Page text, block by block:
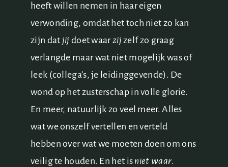
heeft willen nemen in haar eigen
verwonding, omdat het toch niet zo kan
zijn dat jij doet waarzij zelf zo graag
verlangde maar wat niet mogelijk was of
leek (collega’s, je leidinggevende). De
wond op het zusterschap in volle glorie.
En meer, natuurlijk zo veel meer. Alles
wat we onszelf vertellen en verteld
hebben over wat we moeten doen om ons
veilig te houden. En het is niet waar.